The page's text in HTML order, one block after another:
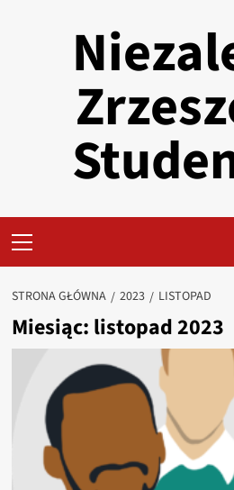
Menu
STRONA GŁÓWNA 2023 LISTOPAD
Miesiąc: listopad 2023